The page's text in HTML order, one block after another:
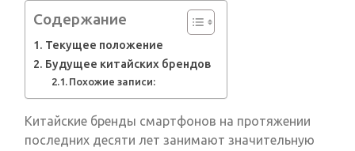
Содержание
Текущее положение
Будущее китайских брендов
Похожие записи:
Китайские бренды смартфонов на протяжении
последних десяти лет занимают значительную